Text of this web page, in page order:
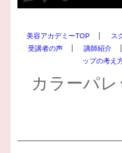
美容アカデミーTOP ス
受講者の声
講師紹介
ップの考え
カラーパレ